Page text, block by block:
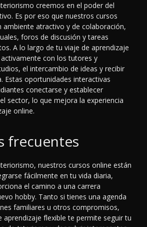
creemos en el poder del
Es por eso que nuestros cursos
atractivo y de colaboración,
foros de discusión y tareas
A lo largo de tu viaje de aprendizaje
con los tutores y
el intercambio de ideas y recibir
Estas oportunidades interactivas
conectarse y establecer
sector, lo que mejora la experiencia
online.
frecuentes
nuestros cursos online están
fácilmente en tu vida diaria,
el camino a una carrera
hobby. Tanto si tienes una agenda
familiares u otros compromisos,
aprendizaje flexible te permite seguir tu